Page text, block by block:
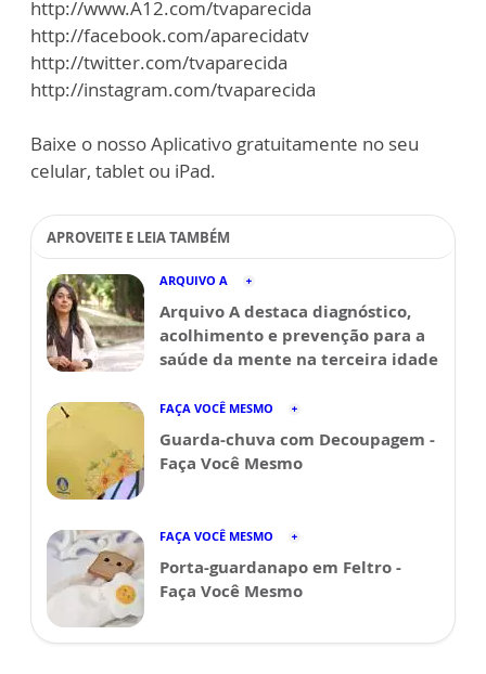
http://www.A12.com/tvaparecida
http://facebook.com/aparecidatv
http://twitter.com/tvaparecida
http://instagram.com/tvaparecida
Baixe o nosso Aplicativo gratuitamente no seu
celular, tablet ou iPad.
APROVEITE E LEIA TAMBÉM
ARQUIVO A
Arquivo A destaca diagnóstico,
acolhimento e prevenção para a
saúde da mente na terceira idade
FAÇA VOCÊ MESMO
Guarda-chuva com Decoupagem -
Faça Você Mesmo
FAÇA VOCÊ MESMO
Porta-guardanapo em Feltro -
Faça Você Mesmo